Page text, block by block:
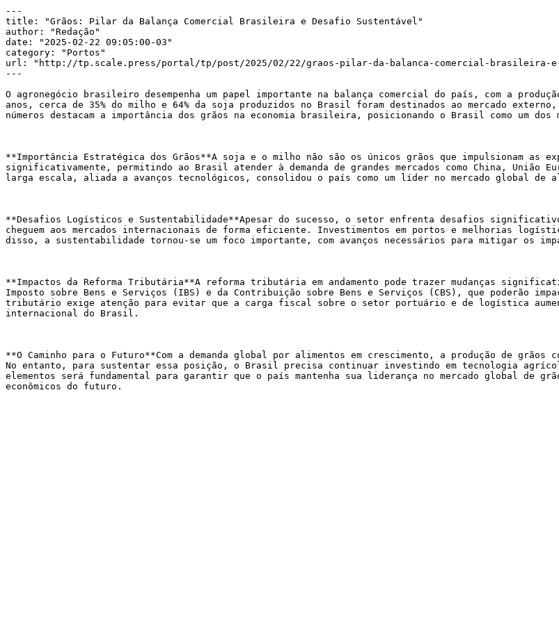
---
title: "Grãos: Pilar da Balança Comercial Brasileira e Desafio Sustentável"
author: "Redação"
date: "2025-02-22 09:05:00-03"
category: "Portos"
url: "http://tp.scale.press/portal/tp/post/2025/02/22/graos-pilar-da-balanca-comercial-brasileira-e-
---
O agronegócio brasileiro desempenha um papel importante na balança comercial do país, com a
anos, cerca de 35% do milho e 64% da soja produzidos no Brasil foram destinados ao mercado
números destacam a importância dos grãos na economia brasileira, posicionando o Brasil como um dos
**Importância Estratégica dos Grãos**A soja e o milho não são os únicos grãos que impulsionam as
significativamente, permitindo ao Brasil atender à demanda de grandes mercados como China, União
larga escala, aliada a avanços tecnológicos, consolidou o país como um líder no mercado global de
**Desafios Logísticos e Sustentabilidade**Apesar do sucesso, o setor enfrenta desafios
cheguem aos mercados internacionais de forma eficiente. Investimentos em portos e melhorias
disso, a sustentabilidade tornou-se um foco importante, com avanços necessários para mitigar os
**Impactos da Reforma Tributária**A reforma tributária em andamento pode trazer mudanças
Imposto sobre Bens e Serviços (IBS) e da Contribuição sobre Bens e Serviços (CBS), que poderão
tributário exige atenção para evitar que a carga fiscal sobre o setor portuário e de logística
internacional do Brasil.
**O Caminho para o Futuro**Com a demanda global por alimentos em crescimento, a produção de
No entanto, para sustentar essa posição, o Brasil precisa continuar investindo em tecnologia
elementos será fundamental para garantir que o país mantenha sua liderança no mercado global de
econômicos do futuro.